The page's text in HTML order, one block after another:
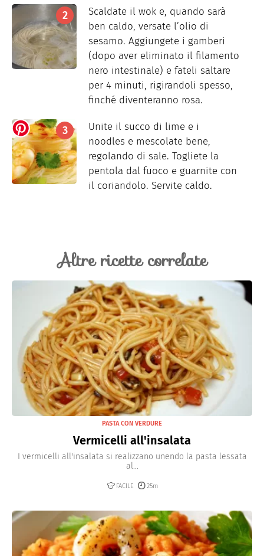
Scaldate il wok e, quando sarà
ben caldo, versate l’olio di
sesamo. Aggiungete i gamberi
(dopo aver eliminato il filamento
nero intestinale) e fateli saltare
per 4 minuti, rigirandoli spesso,
finché diventeranno rosa.
Unite il succo di lime e i
noodles e mescolate bene,
regolando di sale. Togliete la
pentola dal fuoco e guarnite con
il coriandolo. Servite caldo.
Altre ricette correlate
PASTA CON VERDURE
Vermicelli all'insalata
I vermicelli all'insalata si realizzano unendo la pasta lessata
al...
FACILE 25m